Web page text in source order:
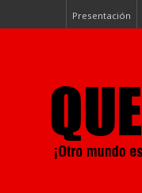
Presentación